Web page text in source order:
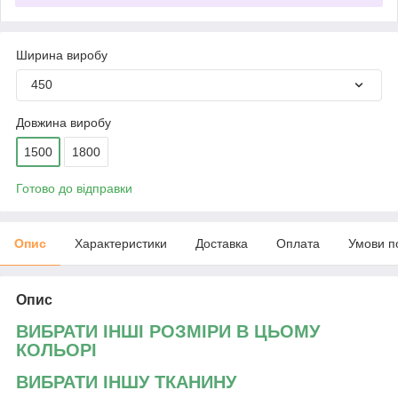
Ширина виробу
450
Довжина виробу
1500 1800
Готово до відправки
Опис Характеристики Доставка Оплата Умови
Опис
ВИБРАТИ ІНШІ РОЗМІРИ В ЦЬОМУ
КОЛЬОРІ
ВИБРАТИ ІНШУ ТКАНИНУ